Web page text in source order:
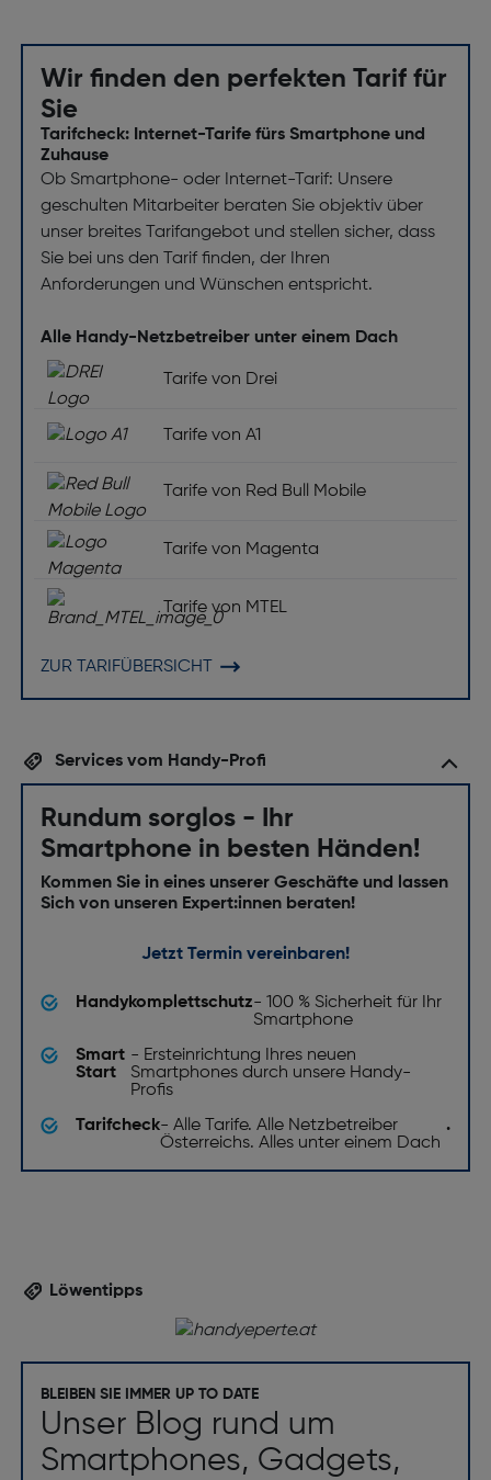
Wir finden den perfekten Tarif für
Sie
Tarifcheck: Internet-Tarife fürs Smartphone und
Zuhause
Ob Smartphone- oder Internet-Tarif: Unsere
geschulten Mitarbeiter beraten Sie objektiv über
unser breites Tarifangebot und stellen sicher, dass
Sie bei uns den Tarif finden, der Ihren
Anforderungen und Wünschen entspricht.
Alle Handy-Netzbetreiber unter einem Dach
Tarife von Drei
Tarife von A1
Tarife von Red Bull Mobile
Tarife von Magenta
Tarife von MTEL
ZUR TARIFÜBERSICHT
Services vom Handy-Profi
Rundum sorglos - Ihr
Smartphone in besten Händen!
Kommen Sie in eines unserer Geschäfte und lassen
Sich von unseren Expert:innen beraten!
Jetzt Termin vereinbaren!
Handykomplettschutz- 100 % Sicherheit für Ihr
Smartphone
Smart
Start
- Ersteinrichtung Ihres neuen
Smartphones durch unsere Handy-
Profis
Tarifcheck- Alle Tarife. Alle Netzbetreiber
Österreichs. Alles unter einem Dach
.
Löwentipps
BLEIBEN SIE IMMER UP TO DATE
Unser Blog rund um
Smartphones, Gadgets,